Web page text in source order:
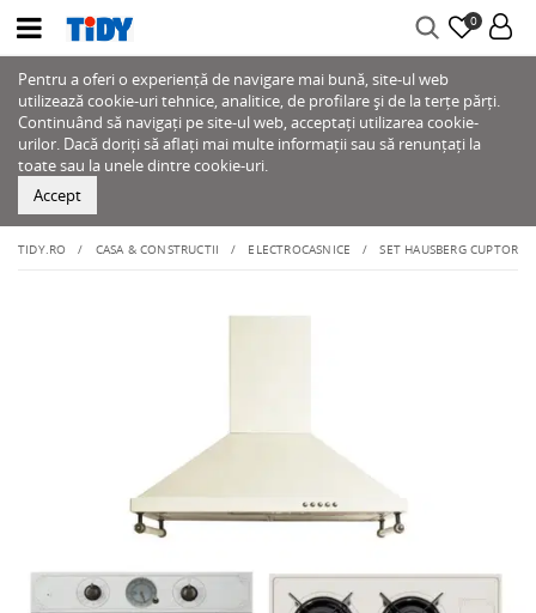
0
Pentru a oferi o experiență de navigare mai bună, site-ul web
utilizează cookie-uri tehnice, analitice, de profilare și de la terțe părți.
Continuând să navigați pe site-ul web, acceptați utilizarea cookie-
urilor. Dacă doriți să aflați mai multe informații sau să renunțați la
toate sau la unele dintre cookie-uri.
Accept
TIDY.RO CASA & CONSTRUCTII ELECTROCASNICE SET HAUSBERG CUPTOR